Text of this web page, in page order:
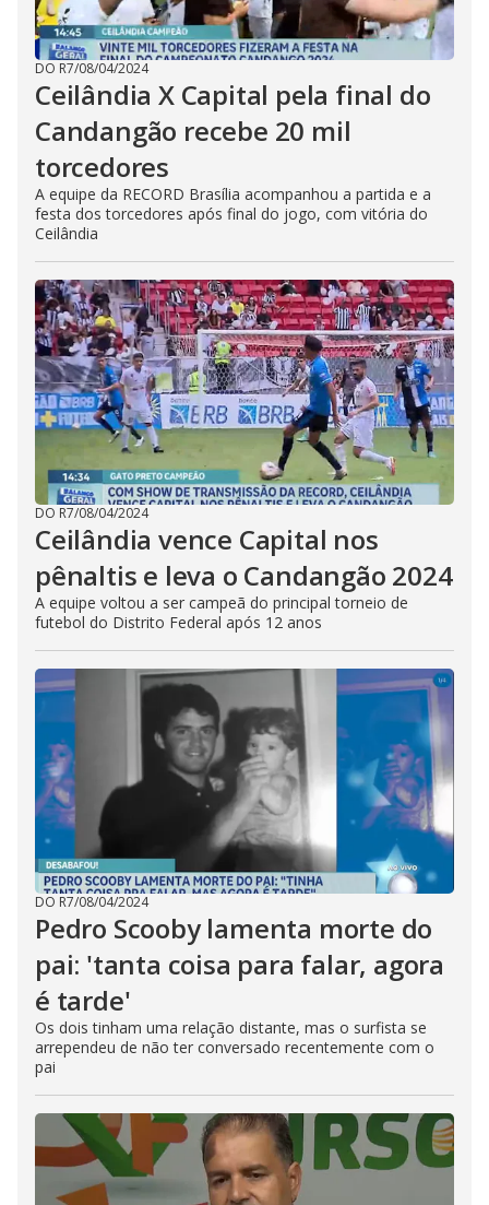
DO R7/08/04/2024
Ceilândia X Capital pela final do
Candangão recebe 20 mil
torcedores
A equipe da RECORD Brasília acompanhou a partida e a
festa dos torcedores após final do jogo, com vitória do
Ceilândia
DO R7/08/04/2024
Ceilândia vence Capital nos
pênaltis e leva o Candangão 2024
A equipe voltou a ser campeã do principal torneio de
futebol do Distrito Federal após 12 anos
DO R7/08/04/2024
Pedro Scooby lamenta morte do
pai: 'tanta coisa para falar, agora
é tarde'
Os dois tinham uma relação distante, mas o surfista se
arrependeu de não ter conversado recentemente com o
pai